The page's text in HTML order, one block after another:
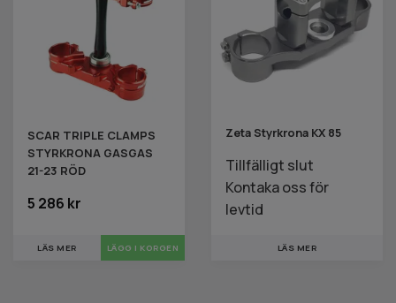
SCAR TRIPLE CLAMPS
STYRKRONA GASGAS
21-23 RÖD
5 286 kr
LÄS MER
Zeta Styrkrona KX 85
Tillfälligt slut
Kontaka oss för
levtid
LÄS MER